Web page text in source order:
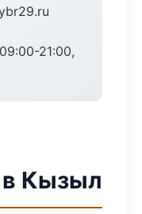
21:00,
в Кызыл